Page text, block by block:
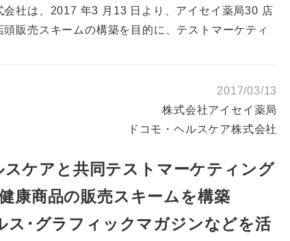
社は、2017 年3 月13 日より、アイセイ薬局30 店
販売スキームの構築を目的に、テストマーケティ
2017/03/13
株式会社アイセイ薬局
ドコモ・ヘルスケア株式会社
ケアと共同テストマーケティング
康商品の販売スキームを構築
ス･グラフィックマガジンなどを活